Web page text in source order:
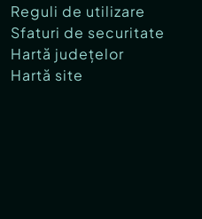
Reguli de utilizare
Sfaturi de securitate
Hartă județelor
Hartă site